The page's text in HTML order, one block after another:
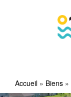
Accueil » Biens »